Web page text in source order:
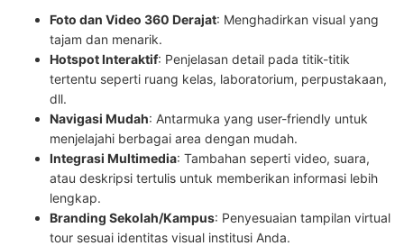
Foto dan Video 360 Derajat: Menghadirkan visual yang
tajam dan menarik.
Hotspot Interaktif: Penjelasan detail pada titik-titik
tertentu seperti ruang kelas, laboratorium, perpustakaan,
dll.
Navigasi Mudah: Antarmuka yang user-friendly untuk
menjelajahi berbagai area dengan mudah.
Integrasi Multimedia: Tambahan seperti video, suara,
atau deskripsi tertulis untuk memberikan informasi lebih
lengkap.
Branding Sekolah/Kampus: Penyesuaian tampilan virtual
tour sesuai identitas visual institusi Anda.